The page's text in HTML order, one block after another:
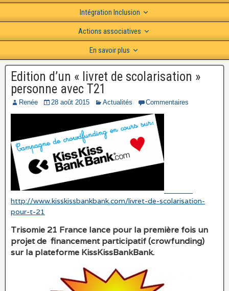
Intégration Inclusion
Actions associatives
En savoir plus
Edition d’un « livret de scolarisation »
personne avec T21
Renée 28 août 2015 Actualités Commentaires
http://www.kisskissbankbank.com/livret-de-scolarisation-
pour-t-21
Trisomie 21 France lance pour la première fois un
projet de financement participatif (crowfunding)
sur la plateforme KissKissBankBank.